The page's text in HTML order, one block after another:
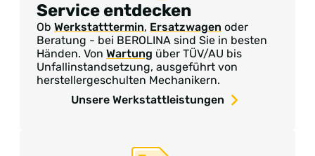
Service entdecken
Ob Werkstatttermin, Ersatzwagen oder
Beratung - bei BEROLINA sind Sie in besten
Händen. Von Wartung über TÜV/AU bis
Unfallinstandsetzung, ausgeführt von
herstellergeschulten Mechanikern.
Unsere Werkstattleistungen